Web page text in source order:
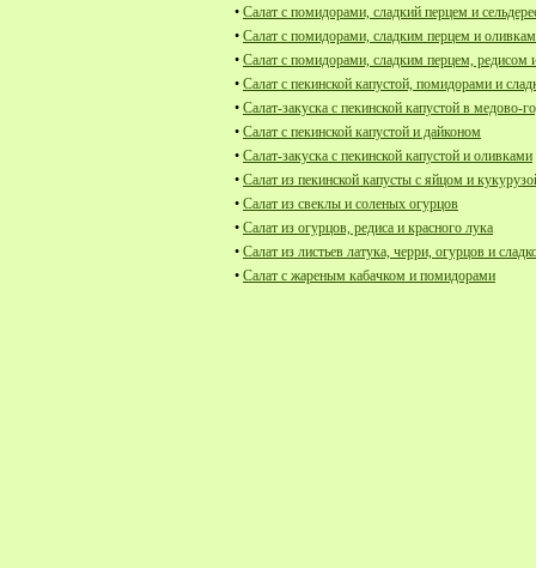
• Салат с помидорами, сладкий перцем и
• Салат с помидорами, сладким перцем и
• Салат с помидорами, сладким перцем, редисом
• Салат с пекинской капустой, помидорами и
• Салат-закуска с пекинской капустой в медово-
• Салат с пекинской капустой и дайконом
• Салат-закуска с пекинской капустой и оливками
• Салат из пекинской капусты с яйцом и
• Салат из свеклы и соленых огурцов
• Салат из огурцов, редиса и красного лука
• Салат из листьев латука, черри, огурцов и
• Салат с жареным кабачком и помидорами